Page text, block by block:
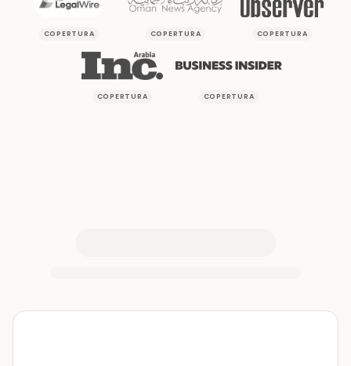
COPERTURA COPERTURA COPERTURA
COPERTURA COPERTURA